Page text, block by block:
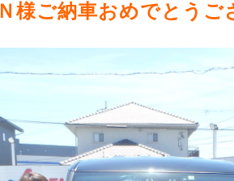
Ｎ様ご納車おめでとうご